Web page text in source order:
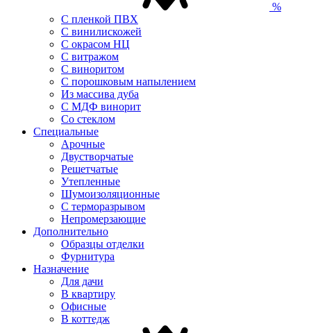
%
С пленкой ПВХ
С винилискожей
С окрасом НЦ
С витражом
С виноритом
С порошковым напылением
Из массива дуба
С МДФ винорит
Со стеклом
Специальные
Арочные
Двустворчатые
Решетчатые
Утепленные
Шумоизоляционные
С терморазрывом
Непромерзающие
Дополнительно
Образцы отделки
Фурнитура
Назначение
Для дачи
В квартиру
Офисные
В коттедж